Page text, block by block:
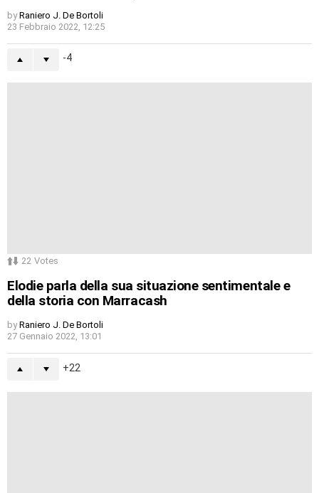
by Raniero J. De Bortoli
23 Febbraio 2022, 12:25
-4
22 Votes
Elodie parla della sua situazione sentimentale e
della storia con Marracash
by Raniero J. De Bortoli
27 Gennaio 2022, 13:01
22